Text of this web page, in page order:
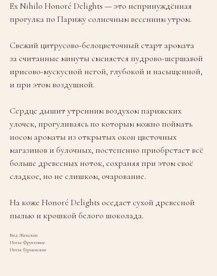
Ex Nihilo Honoré Delights — это непринуждённая
прогулка по Парижу солнечным весенним утром.
Свежий цитрусово-белоцветочный старт аромата
за считанные минуты сменяется пудрово-шершавой
ирисово-мускусной негой, глубокой и насыщенной,
и при этом воздушной.
Сердце дышит утренним воздухом парижских
улочек, прогуливаясь по которым можно поймать
носом ароматы из открытых окон цветочных
магазинов и булочных, постепенно приобретает всё
больше древесных ноток, сохраняя при этом своё
сладкое, но не слишком, очарование.
На коже Honoré Delights оседает сухой древесной
пылью и крошкой белого шоколада.
Вид: Женские
Ноты: Фруктовые
Ноты: Гурманские